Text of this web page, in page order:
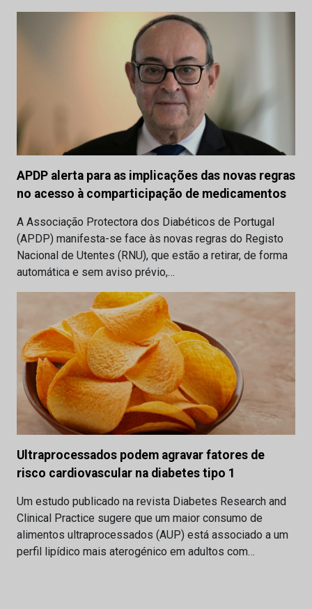
APDP alerta para as implicações das novas regras
no acesso à comparticipação de medicamentos
A Associação Protectora dos Diabéticos de Portugal
(APDP) manifesta-se face às novas regras do Registo
Nacional de Utentes (RNU), que estão a retirar, de forma
automática e sem aviso prévio,…
Ultraprocessados podem agravar fatores de
risco cardiovascular na diabetes tipo 1
Um estudo publicado na revista Diabetes Research and
Clinical Practice sugere que um maior consumo de
alimentos ultraprocessados (AUP) está associado a um
perfil lipídico mais aterogénico em adultos com…